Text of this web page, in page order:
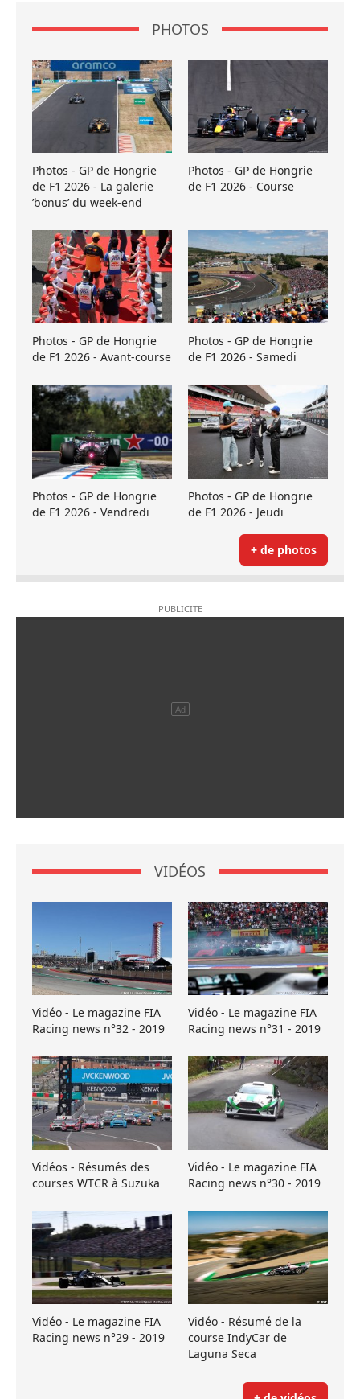
PHOTOS
Photos - GP de Hongrie
de F1 2026 - La galerie
’bonus’ du week-end
Photos - GP de Hongrie
de F1 2026 - Course
Photos - GP de Hongrie
de F1 2026 - Avant-course
Photos - GP de Hongrie
de F1 2026 - Samedi
Photos - GP de Hongrie
de F1 2026 - Vendredi
Photos - GP de Hongrie
de F1 2026 - Jeudi
+ de photos
VIDÉOS
Vidéo - Le magazine FIA
Racing news n°32 - 2019
Vidéo - Le magazine FIA
Racing news n°31 - 2019
Vidéos - Résumés des
courses WTCR à Suzuka
Vidéo - Le magazine FIA
Racing news n°30 - 2019
Vidéo - Le magazine FIA
Racing news n°29 - 2019
Vidéo - Résumé de la
course IndyCar de
Laguna Seca